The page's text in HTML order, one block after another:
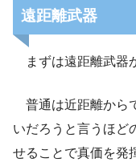
遠距離武器
まずは遠距離武器
普通は近距離から
いだろうと言うほど
せることで真価を発